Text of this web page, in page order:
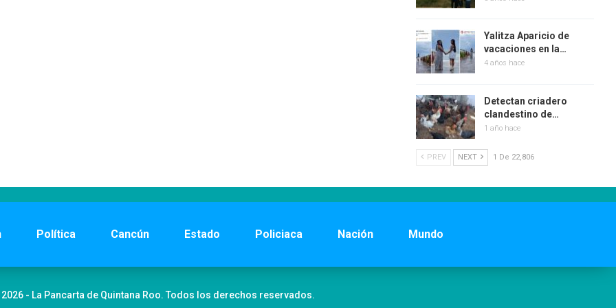
Yalitza Aparicio de
vacaciones en la…
4 años hace
Detectan criadero
clandestino de…
1 año hace
PREV NEXT 1 De 22,806
Política Cancún Estado Policiaca Nación Mundo
- La Pancarta de Quintana Roo. Todos los derechos reservados.